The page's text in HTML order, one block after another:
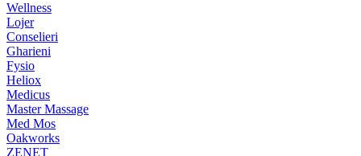
Wellness
Lojer
Conselieri
Gharieni
Fysio
Heliox
Medicus
Master Massage
Med Mos
Oakworks
ZENET